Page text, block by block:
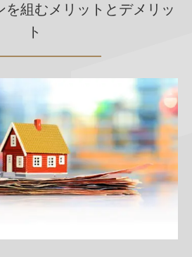
を組むメリットとデメリッ
ト